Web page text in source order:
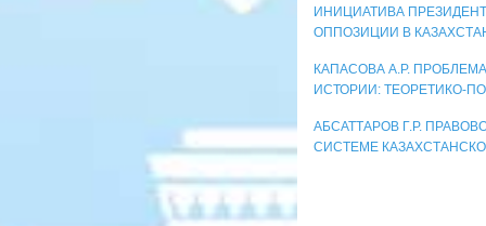
ИНИЦИАТИВА
ОППОЗИЦИИ В
КАПАСОВА А.Р.
ИСТОРИИ: ТЕОРЕТИКО-
АБСАТТАРОВ Г.Р.
СИСТЕМЕ